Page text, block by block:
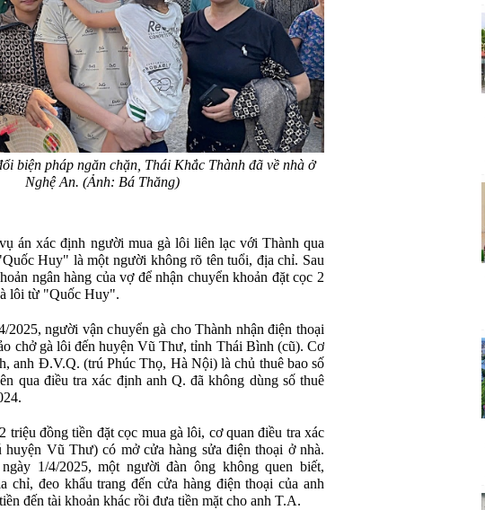
biện pháp ngăn chặn, Thái Khắc Thành đã về nhà ở
Nghệ An. (Ảnh: Bá Thăng)
án xác định người mua gà lôi liên lạc với Thành qua
Huy" là một người không rõ tên tuổi, địa chỉ. Sau
ngân hàng của vợ để nhận chuyển khoản đặt cọc 2
lôi từ "Quốc Huy".
2025, người vận chuyển gà cho Thành nhận điện thoại
chở gà lôi đến huyện Vũ Thư, tỉnh Thái Bình (cũ). Cơ
anh Đ.V.Q. (trú Phúc Thọ, Hà Nội) là chủ thuê bao số
qua điều tra xác định anh Q. đã không dùng số thuê
đồng tiền đặt cọc mua gà lôi, cơ quan điều tra xác
Vũ Thư) có mở cửa hàng sửa điện thoại ở nhà.
1/4/2025, một người đàn ông không quen biết,
chỉ, đeo khẩu trang đến cửa hàng điện thoại của anh
đến tài khoản khác rồi đưa tiền mặt cho anh T.A.